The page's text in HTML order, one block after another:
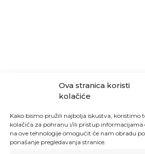
Ova stranica koristi
kolačiće
Kako bismo pružili najbolja iskustva, koristimo
kolačića za pohranu i/ili pristup informacijama
na ove tehnologije omogućit će nam obradu
ponašanje pregledavanja stranice.